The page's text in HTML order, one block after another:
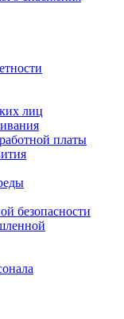
лиц
платы
безопасности